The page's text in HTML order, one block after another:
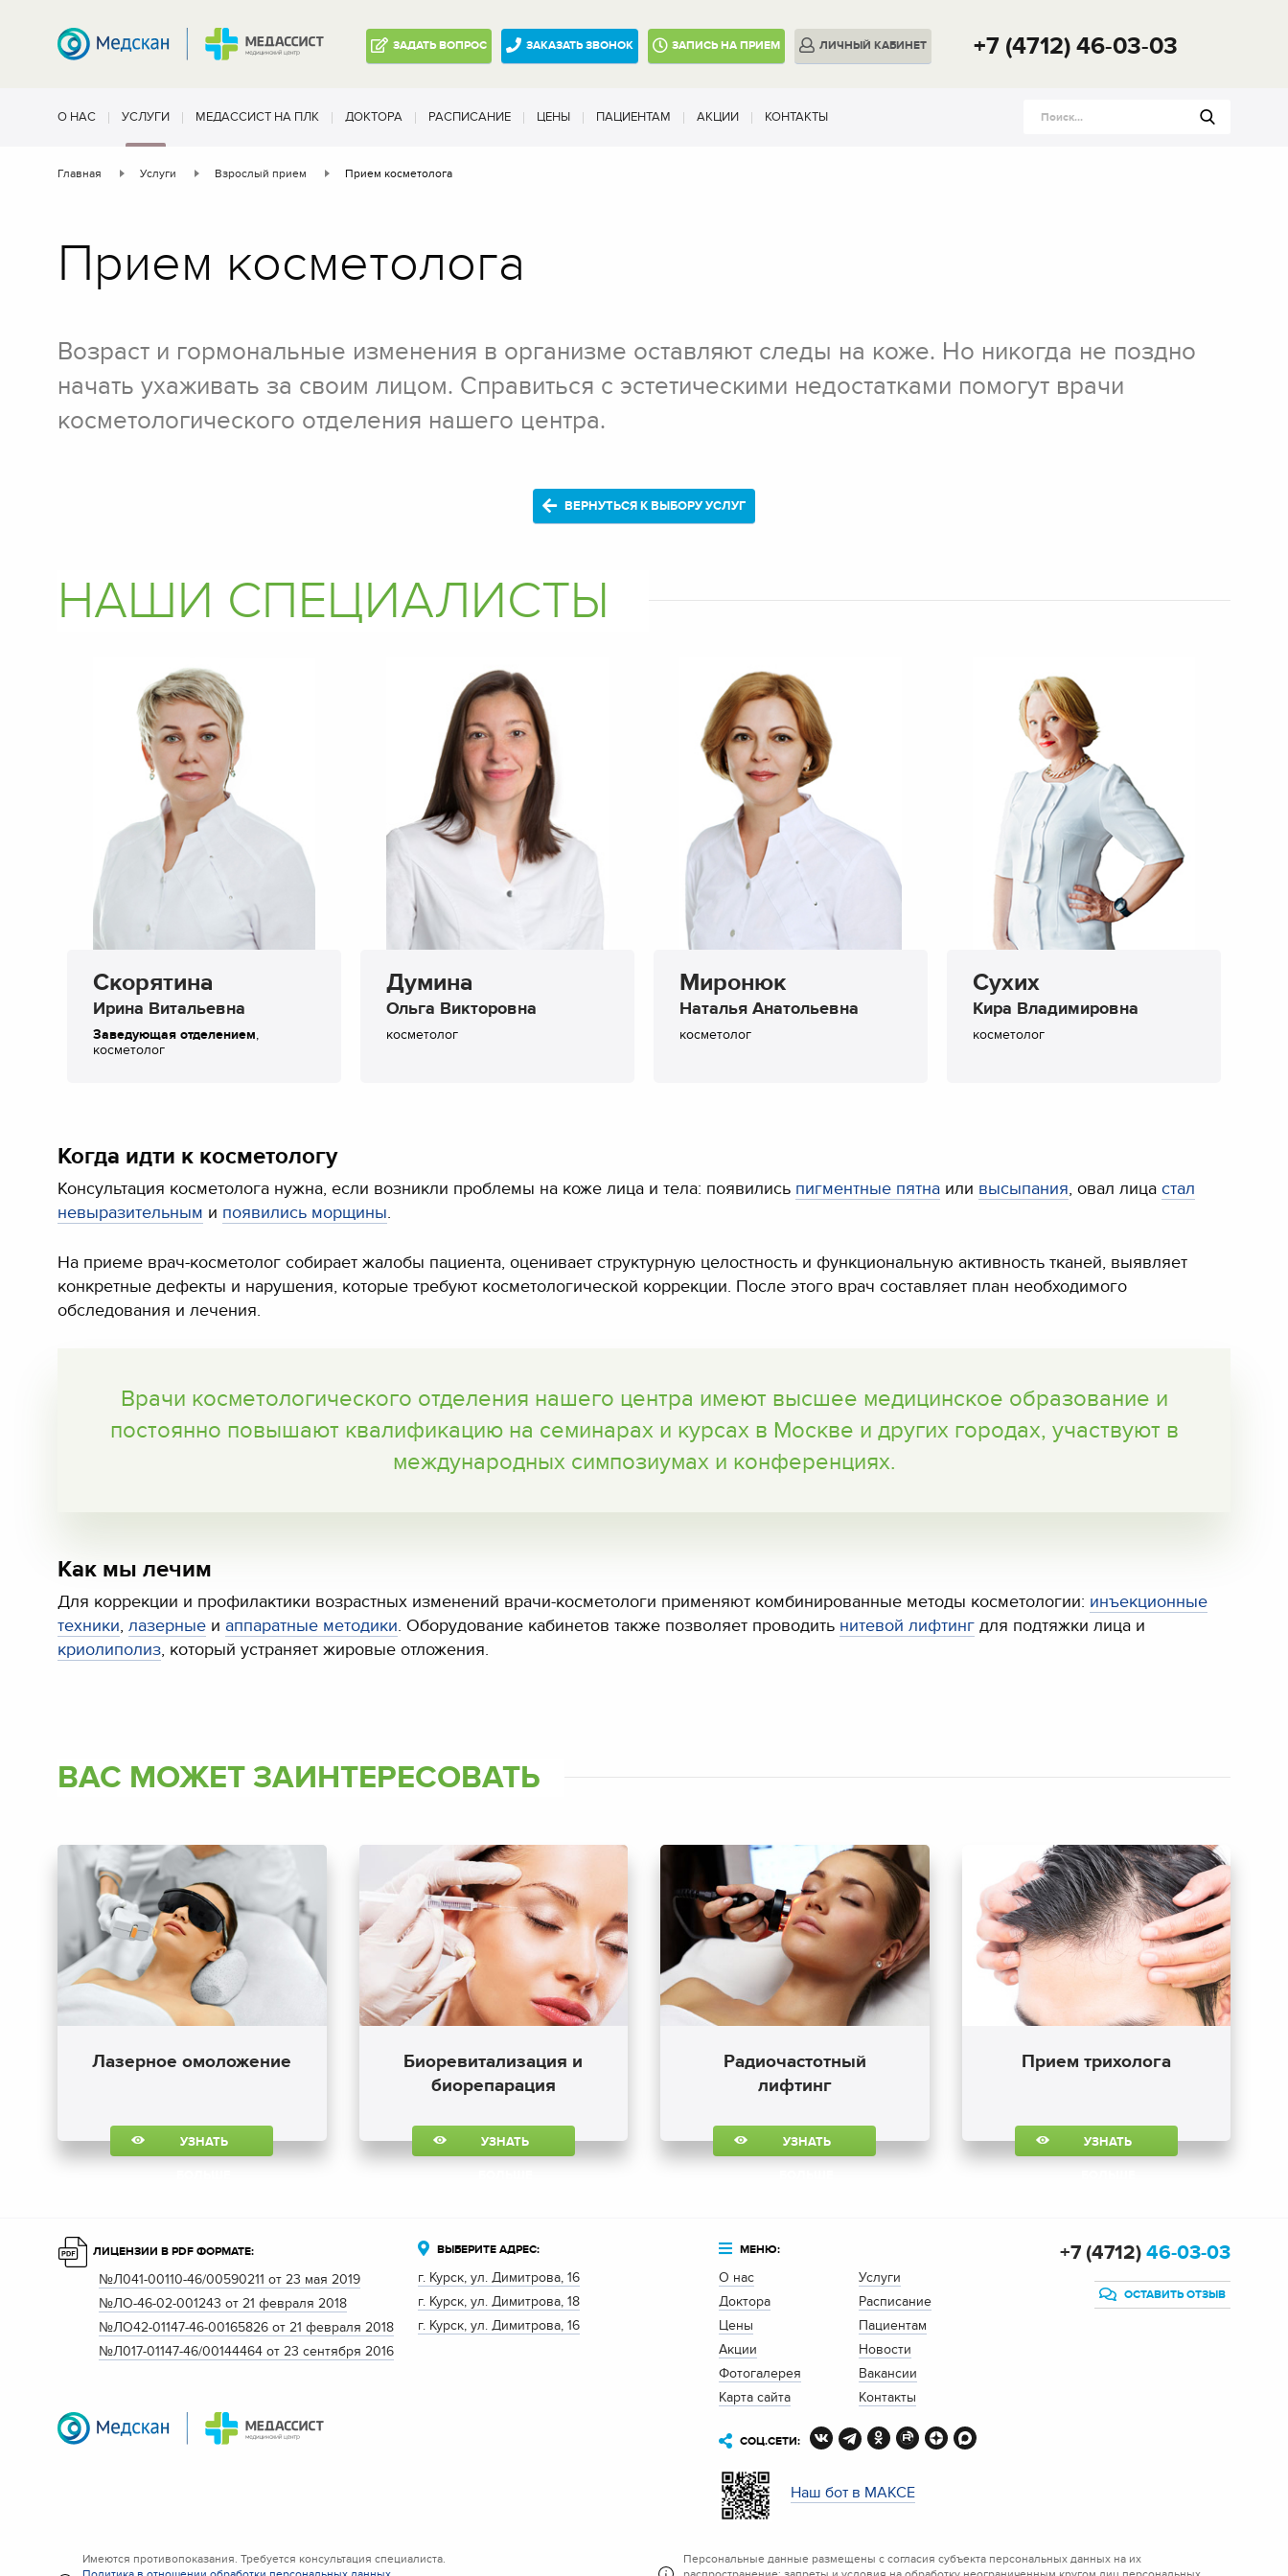
+7 (4712) 46-03-03
ЗАДАТЬ ВОПРОС ЗАКАЗАТЬ ЗВОНОК ЗАПИСЬНА ПРИЕМ ЛИЧНЫЙКАБИНЕТ
О НАС УСЛУГИ МЕДАССИСТ НА ПЛК ДОКТОРА РАСПИСАНИЕ ЦЕНЫ ПАЦИЕНТАМ АКЦИИ КОНТАКТЫ
Главная Услуги Взрослый прием Прием косметолога
Прием косметолога
Возраст и гормональные изменения в организме оставляют следы на коже. Но никогда не поздно
начать ухаживать за своим лицом. Справиться с эстетическими недостатками помогут врачи
косметологического отделения нашего центра.
ВЕРНУТЬСЯ К ВЫБОРУ УСЛУГ
НАШИ СПЕЦИАЛИСТЫ
Скорятина
Ирина Витальевна
Заведующая отделением,
косметолог
Думина
Ольга Викторовна
косметолог
Миронюк
Наталья Анатольевна
косметолог
Сухих
Кира Владимировна
косметолог
Когда идти к косметологу
Консультация косметолога нужна, если возникли проблемы на коже лица и тела: появились пигментные пятна или высыпания, овал лица стал
невыразительным и появились морщины.
На приеме врач-косметолог собирает жалобы пациента, оценивает структурную целостность и функциональную активность тканей, выявляет
конкретные дефекты и нарушения, которые требуют косметологической коррекции. После этого врач составляет план необходимого
обследования и лечения.
Врачи косметологического отделения нашего центра имеют высшее медицинское образование и
постоянно повышают квалификацию на семинарах и курсах в Москве и других городах, участвуют в
международных симпозиумах и конференциях.
Как мы лечим
Для коррекции и профилактики возрастных изменений врачи-косметологи применяют комбинированные методы косметологии: инъекционные
техники, лазерные и аппаратные методики. Оборудование кабинетов также позволяет проводить нитевой лифтинг для подтяжки лица и
криолиполиз, который устраняет жировые отложения.
ВАС МОЖЕТ ЗАИНТЕРЕСОВАТЬ
Лазерное омоложение
УЗНАТЬ
Биоревитализация и
биорепарация
УЗНАТЬ
Радиочастотный
лифтинг
УЗНАТЬ
Прием трихолога
УЗНАТЬ
ЛИЦЕНЗИИ В PDF ФОРМАТЕ:
№Л041-00110-46/00590211 от 23 мая 2019
№ЛО-46-02-001243 от 21 февраля 2018
№ЛО42-01147-46-00165826 от 21 февраля 2018
№Л017-01147-46/00144464 от 23 сентября 2016
ВЫБЕРИТЕ АДРЕС:
г. Курск, ул. Димитрова, 16
г. Курск, ул. Димитрова, 18
г. Курск, ул. Димитрова, 16
МЕНЮ:
О нас
Услуги
Доктора
Расписание
Цены
Пациентам
Акции
Новости
Фотогалерея
Вакансии
Карта сайта
Контакты
СОЦ.СЕТИ:
Наш бот в МАКСЕ
+7 (4712)46-03-03
ОСТАВИТЬ ОТЗЫВ
Имеются противопоказания. Требуется консультация специалиста.
Персональные данные размещены с согласия субъекта персональных данных на их